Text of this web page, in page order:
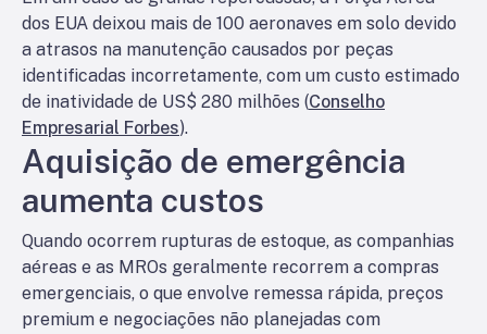
dos EUA deixou mais de 100 aeronaves em solo devido
a atrasos na manutenção causados por peças
identificadas incorretamente, com um custo estimado
de inatividade de US$ 280 milhões (Conselho
Empresarial Forbes).
Aquisição de emergência
aumenta custos
Quando ocorrem rupturas de estoque, as companhias
aéreas e as MROs geralmente recorrem a compras
emergenciais, o que envolve remessa rápida, preços
premium e negociações não planejadas com